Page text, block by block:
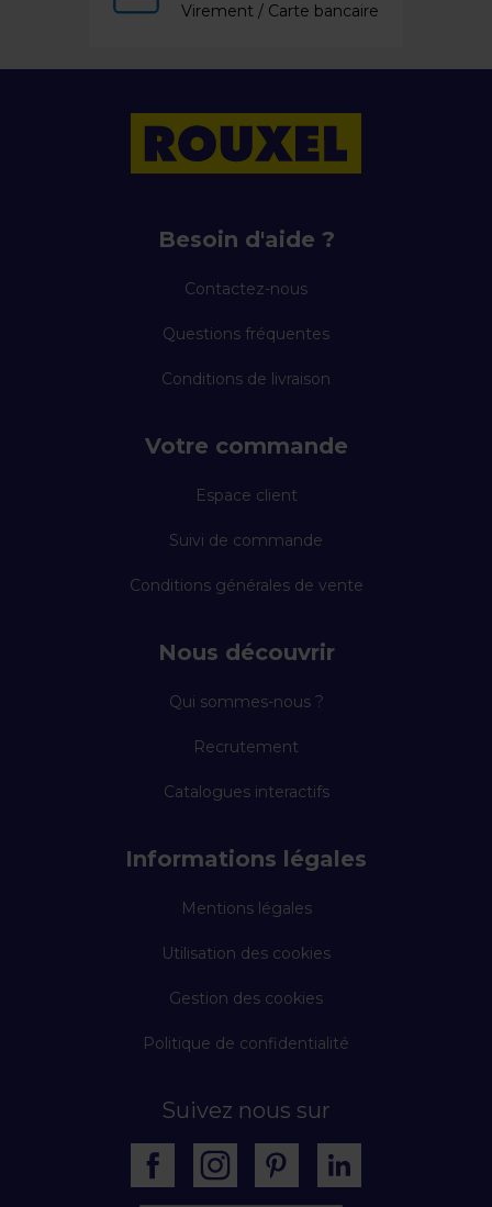
Virement / Carte bancaire
Besoin d'aide ?
Contactez-nous
Questions fréquentes
Conditions de livraison
Votre commande
Espace client
Suivi de commande
Conditions générales de vente
Nous découvrir
Qui sommes-nous ?
Recrutement
Catalogues interactifs
Informations légales
Mentions légales
Utilisation des cookies
Gestion des cookies
Politique de confidentialité
Suivez nous sur